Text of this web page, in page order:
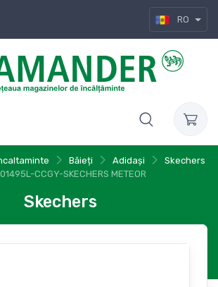
RO
Băieți Adidași
Skechers
CCGY-SKECHERS METEOR
Skechers